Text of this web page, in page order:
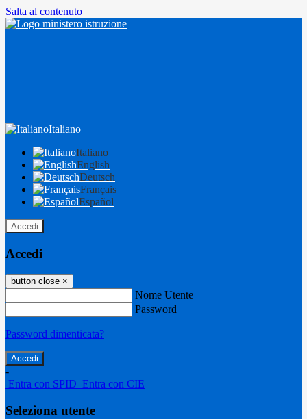
Salta al contenuto
Italiano
Italiano
English
Deutsch
Français
Español
Accedi
Accedi
button close ×
Nome Utente
Password
Password dimenticata?
-
Entra con SPID Entra con CIE
Seleziona utente